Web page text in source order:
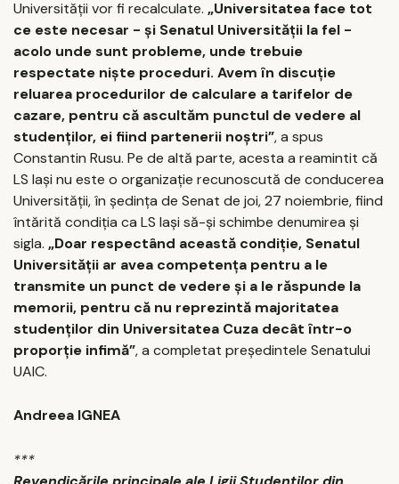
Universităţii vor fi recalculate. „Universitatea face tot
ce este necesar - şi Senatul Universităţii la fel -
acolo unde sunt probleme, unde trebuie
respectate nişte proceduri. Avem în discuţie
reluarea procedurilor de calculare a tarifelor de
cazare, pentru că ascultăm punctul de vedere al
studenţilor, ei fiind partenerii noştri”, a spus
Constantin Rusu. Pe de altă parte, acesta a reamintit că
LS Iaşi nu este o organizaţie recunoscută de conducerea
Universităţii, în şedinţa de Senat de joi, 27 noiembrie, fiind
întărită condiţia ca LS Iaşi să-şi schimbe denumirea şi
sigla. „Doar respectând această condiţie, Senatul
Universităţii ar avea competenţa pentru a le
transmite un punct de vedere şi a le răspunde la
memorii, pentru că nu reprezintă majoritatea
studenţilor din Universitatea Cuza decât într-o
proporţie infimă”, a completat preşedintele Senatului
UAIC.
Andreea IGNEA
***